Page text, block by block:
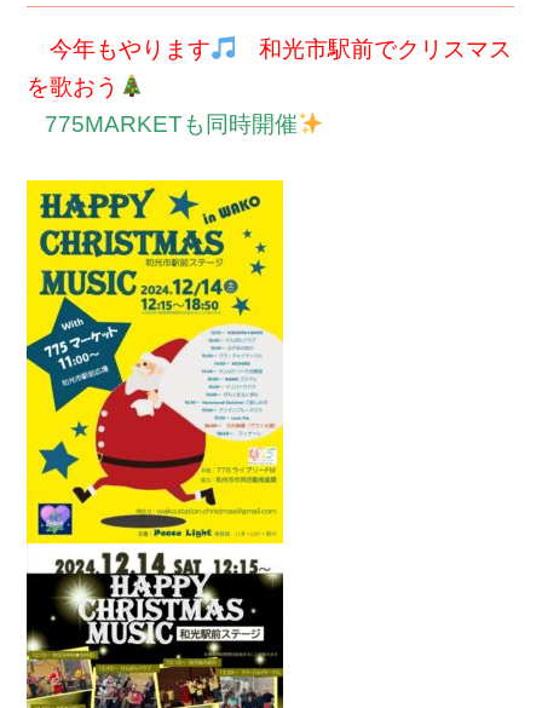
今年もやります 和光市駅前でクリスマス
を歌おう
775MARKETも同時開催